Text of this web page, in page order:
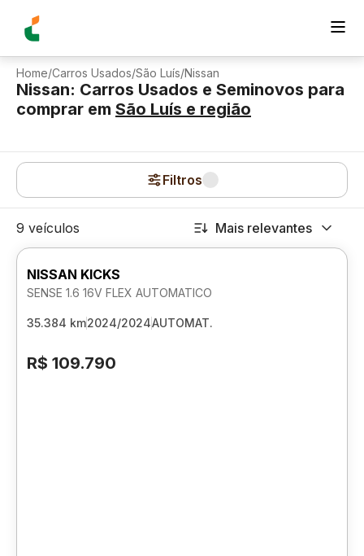
Home/Carros Usados/São Luís/Nissan
Nissan: Carros Usados e Seminovos para
comprar em São Luís e região
Filtros
9 veículos Mais relevantes
NISSAN KICKS
SENSE 1.6 16V FLEX AUTOMATICO
35.384 km2024/2024AUTOMAT.
R$ 109.790